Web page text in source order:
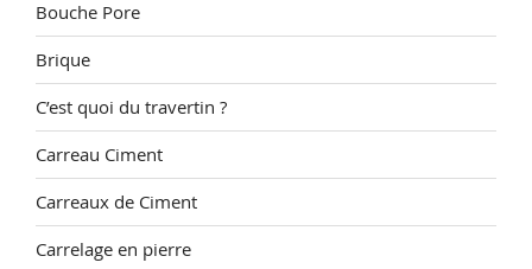
Bouche Pore
Brique
C’est quoi du travertin ?
Carreau Ciment
Carreaux de Ciment
Carrelage en pierre